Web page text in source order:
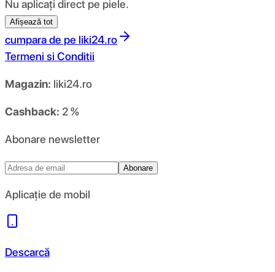
Nu aplicați direct pe piele.
Afișează tot
cumpara de pe liki24.ro
Termeni si Conditii
Magazin: liki24.ro
Cashback: 2 %
Abonare newsletter
Abonare
Aplicație de mobil
Descarcă